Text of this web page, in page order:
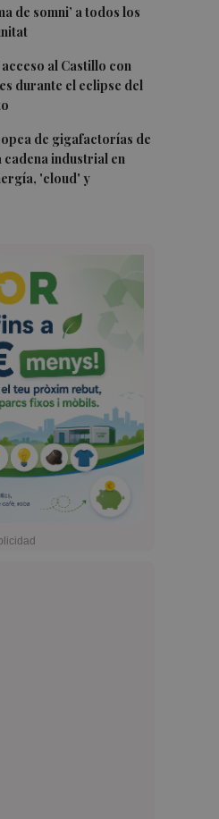
de somni’ a todos los
al Castillo con
durante el eclipse del
de gigafactorías de
cadena industrial en
'cloud' y